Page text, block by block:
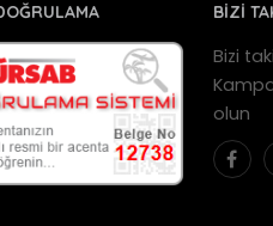
BİZİ
Bizi
olun